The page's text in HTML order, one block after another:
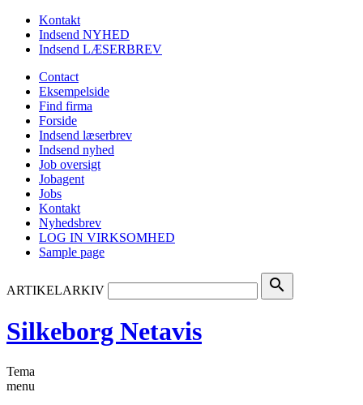
Kontakt
Indsend NYHED
Indsend LÆSERBREV
Contact
Eksempelside
Find firma
Forside
Indsend læserbrev
Indsend nyhed
Job oversigt
Jobagent
Jobs
Kontakt
Nyhedsbrev
LOG IN VIRKSOMHED
Sample page
ARTIKELARKIV search
Silkeborg Netavis
Tema
menu